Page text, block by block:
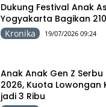
Dukung Festival Anak
Yogyakarta Bagikan
Kronika 19/07/2026 09:24
Anak Anak Gen Z
2026, Kuota Lowongan
jadi 3 Ribu